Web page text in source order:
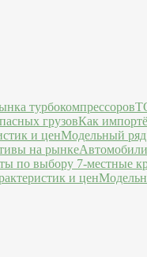
Как
Модельный ряд
7-местные